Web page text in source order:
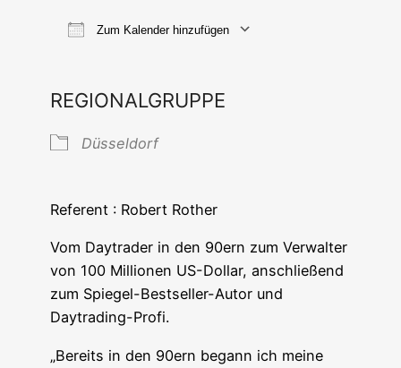
Zum Kalender hinzufügen
REGIONALGRUPPE
Düs­sel­dorf
Refe­rent : Robert Rother
Vom Day­trader in den 90ern zum Ver­wal­ter
von 100 Mil­lio­nen US-Dol­lar, anschlie­ßend
zum Spie­gel-Best­sel­ler-Autor und
Daytrading-Profi.
„Bereits in den 90ern begann ich mei­ne